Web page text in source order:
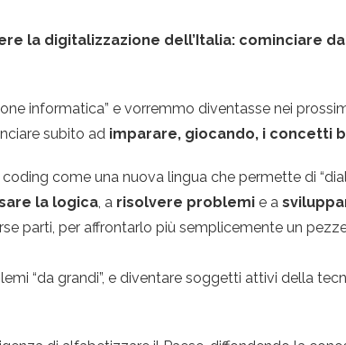
la digitalizzazione dell’Italia: cominciare
informatica” e vorremmo diventasse nei
subito ad imparare, giocando, i concetti
come una nuova lingua che permette di
la logica, a risolvere problemi e a
parti, per affrontarlo più semplicemente un
“da grandi”, e diventare soggetti attivi della